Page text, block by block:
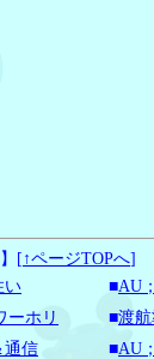
[ ↑ページTOPへ]
い ■AU
ーホリ ■渡
通信 ■AU